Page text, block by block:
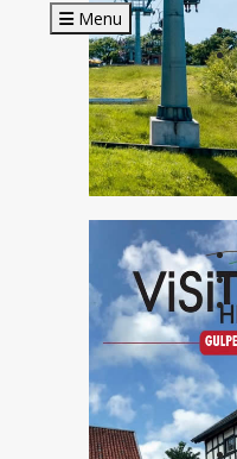
Menu